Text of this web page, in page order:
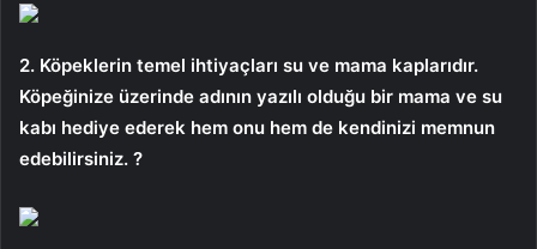
2. Köpeklerin temel ihtiyaçları su ve mama kaplarıdır.
Köpeğinize üzerinde adının yazılı olduğu bir mama ve su
kabı hediye ederek hem onu ​​hem de kendinizi memnun
edebilirsiniz. ?